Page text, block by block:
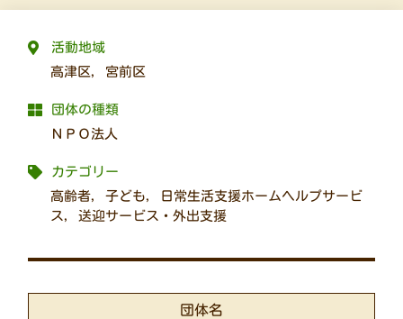
活動地域
高津区, 宮前区
団体の種類
ＮＰＯ法人
カテゴリー
高齢者,子ども,
日常生活支援ホームヘルプサービ
ス,送迎サービス・外出支援
団体名